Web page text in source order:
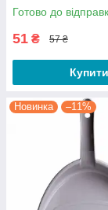
Готово до
51 ₴ 57 ₴
Купити
Новинка –11%